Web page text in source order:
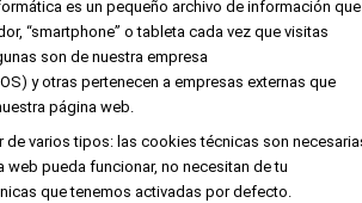
46001 Valencia
es un pequeño archivo de información que
“smartphone” o tableta cada vez que visitas
son de nuestra empresa
y otras pertenecen a empresas externas que
página web.
de varios tipos: las cookies técnicas son
web pueda funcionar, no necesitan de tu
que tenemos activadas por defecto.